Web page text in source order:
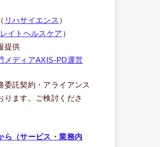
リハサイエンス ）
イトヘルスケア ）
提供
メディアAXIS-PD運営
委託契約・アライアンス
ります。ご検討くださ
ら（サービス・業務内